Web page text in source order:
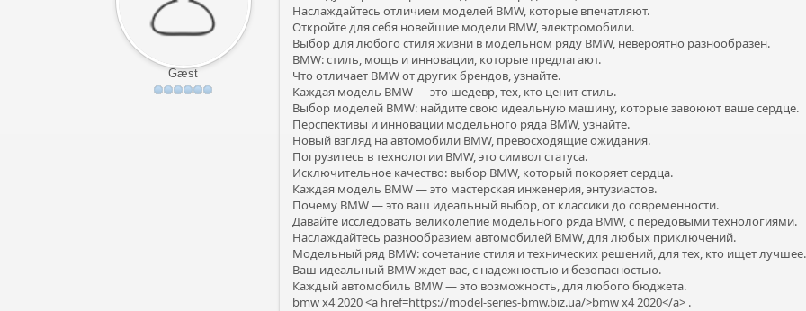
Gæst
Наслаждайтесь отличием моделей BMW, которые впечатляют.
Откройте для себя новейшие модели BMW, электромобили.
Выбор для любого стиля жизни в модельном ряду BMW, невероятно разнообразен.
BMW: стиль, мощь и инновации, которые предлагают.
Что отличает BMW от других брендов, узнайте.
Каждая модель BMW — это шедевр, тех, кто ценит стиль.
Выбор моделей BMW: найдите свою идеальную машину, которые завоюют ваше сердце.
Перспективы и инновации модельного ряда BMW, узнайте.
Новый взгляд на автомобили BMW, превосходящие ожидания.
Погрузитесь в технологии BMW, это символ статуса.
Исключительное качество: выбор BMW, который покоряет сердца.
Каждая модель BMW — это мастерская инженерия, энтузиастов.
Почему BMW — это ваш идеальный выбор, от классики до современности.
Давайте исследовать великолепие модельного ряда BMW, с передовыми технологиями.
Наслаждайтесь разнообразием автомобилей BMW, для любых приключений.
Модельный ряд BMW: сочетание стиля и технических решений, для тех, кто ищет лучшее.
Ваш идеальный BMW ждет вас, с надежностью и безопасностью.
Каждый автомобиль BMW — это возможность, для любого бюджета.
bmw x4 2020 <a href=https://model-series-bmw.biz.ua/>bmw x4 2020</a> .